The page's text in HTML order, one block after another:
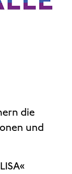
die
und